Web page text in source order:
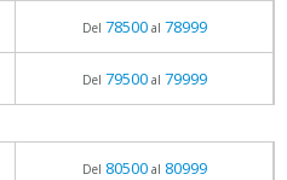
Del 78500al 78999
Del 79500al 79999
Del 80500al 80999